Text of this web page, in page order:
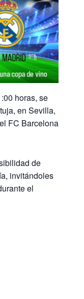
horas, se
en Sevilla,
FC Barcelona
de
invitándoles
el